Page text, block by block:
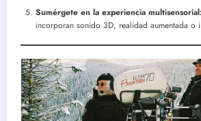
Sumérgete en la experiencia multisensorial:
incorporan sonido 3D, realidad aumentada o